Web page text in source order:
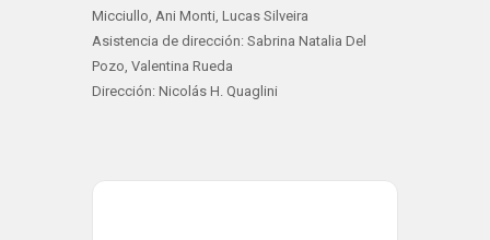
Micciullo, Ani Monti, Lucas Silveira
Asistencia de dirección: Sabrina Natalia Del
Pozo, Valentina Rueda
Dirección: Nicolás H. Quaglini